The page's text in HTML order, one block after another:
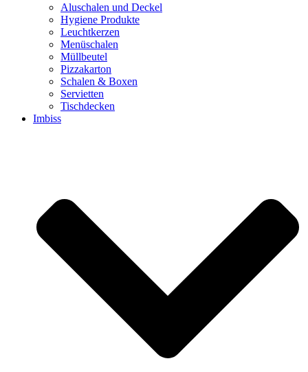
Aluschalen und Deckel
Hygiene Produkte
Leuchtkerzen
Menüschalen
Müllbeutel
Pizzakarton
Schalen & Boxen
Servietten
Tischdecken
Imbiss